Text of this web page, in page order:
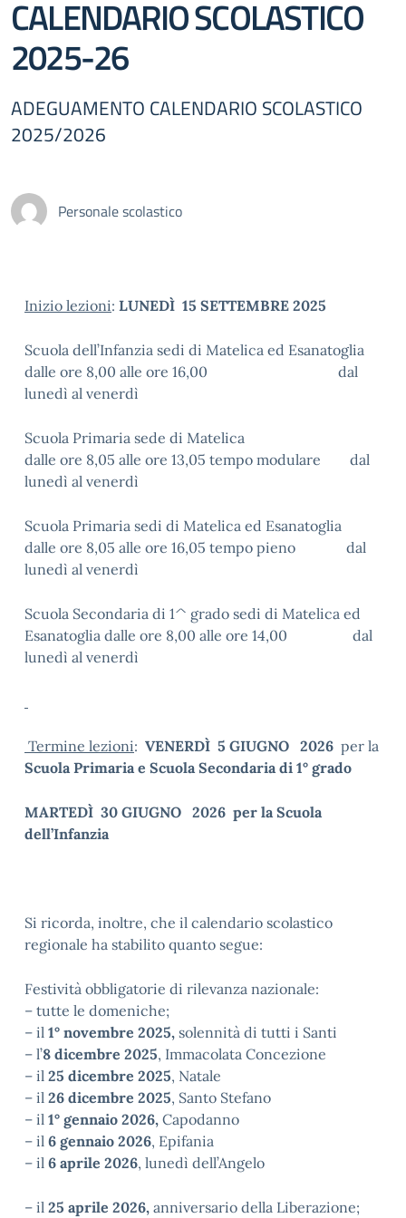
CALENDARIO SCOLASTICO
2025-26
ADEGUAMENTO CALENDARIO SCOLASTICO
2025/2026
Personale scolastico
Inizio lezioni: LUNEDÌ 15 SETTEMBRE 2025
Scuola dell’Infanzia sedi di Matelica ed Esanatoglia
dalle ore 8,00 alle ore 16,00 dal
lunedì al venerdì
Scuola Primaria sede di Matelica
dalle ore 8,05 alle ore 13,05 tempo modulare dal
lunedì al venerdì
Scuola Primaria sedi di Matelica ed Esanatoglia
dalle ore 8,05 alle ore 16,05 tempo pieno dal
lunedì al venerdì
Scuola Secondaria di 1^ grado sedi di Matelica ed
Esanatoglia dalle ore 8,00 alle ore 14,00 dal
lunedì al venerdì
Termine lezioni: VENERDÌ 5 GIUGNO 2026 per la
Scuola Primaria e Scuola Secondaria di 1° grado
MARTEDÌ 30 GIUGNO 2026 per la Scuola
dell’Infanzia
Si ricorda, inoltre, che il calendario scolastico
regionale ha stabilito quanto segue:
Festività obbligatorie di rilevanza nazionale:
– tutte le domeniche;
– il 1° novembre 2025, solennità di tutti i Santi
– l’8 dicembre 2025, Immacolata Concezione
– il 25 dicembre 2025, Natale
– il 26 dicembre 2025, Santo Stefano
– il 1° gennaio 2026, Capodanno
– il 6 gennaio 2026, Epifania
– il 6 aprile 2026, lunedì dell’Angelo
– il 25 aprile 2026, anniversario della Liberazione;